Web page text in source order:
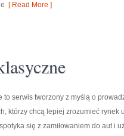
[ Read More ]
to serwis tworzony z myślą o
którzy chcą lepiej zrozumieć rynek
się z zamiłowaniem do aut i